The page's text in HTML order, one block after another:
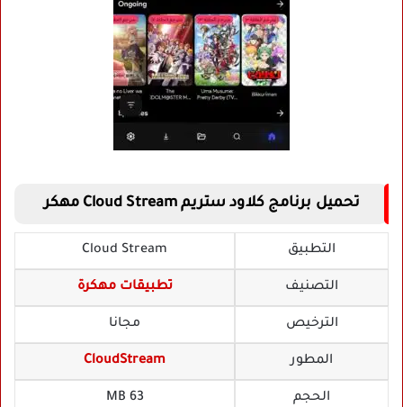
تحميل برنامج كلاود ستريم Cloud Stream مهكر
التطبيق Cloud Stream
التصنيف تطبيقات مهكرة
الترخيص مجانا
المطور CloudStream
الحجم 63 MB